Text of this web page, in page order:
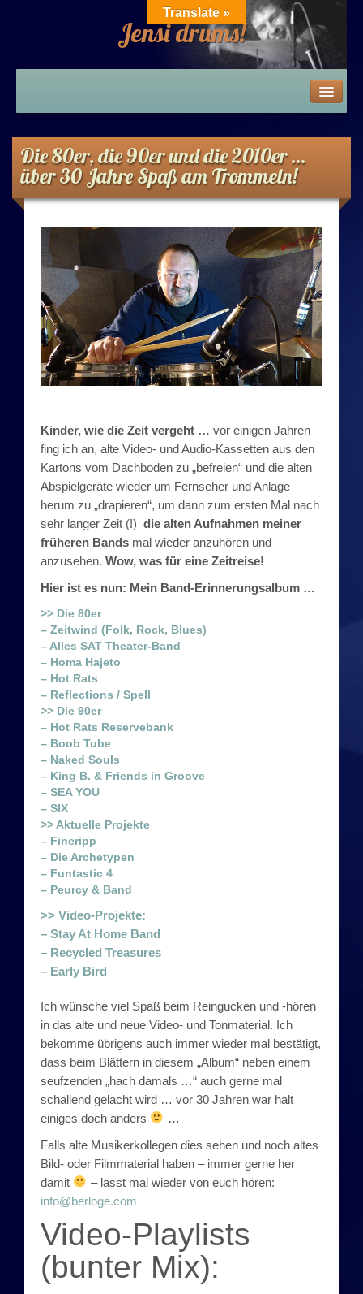
Jensi drums!
News
Die 80er – 2010er
Die 80er
Die 80er: Zeitwind / Band des Alles-SAT-Theaters
Die 80er: Homa Hajeto / Friex / Movable Space
Die 80er: Hot Rats
Die 80er: Spell
Die 90er
Die 90er: Hot Rats Reservebank
Die 90er: Boob Tube
Die 90er: Naked Souls
Die 90er: King B. & Friends in Groove
Die 90er: Sea You
Die 90er: SIX
Die 2010er
Die 2010er: Fineripp
Die 2010er: Die Archetypen
2015: Freaky Christmas by Esther Filly Ridstyle
Die 2010er: Funtastic 4
Die 2010er: Peurcy & Band
Aktuelle Bands
Fineripp
Die Archetypen
Funtastic 4
The Emerald Stars
Coastmen
Video-Projekte
#Corona
Die 80er, die 90er und die 2010er …
über 30 Jahre Spaß am Trommeln!
Kinder, wie die Zeit vergeht … vor einigen Jahren
fing ich an, alte Video- und Audio-Kassetten aus den
Kartons vom Dachboden zu „befreien“ und die alten
Abspielgeräte wieder um Fernseher und Anlage
herum zu „drapieren“, um dann zum ersten Mal nach
sehr langer Zeit (!) die alten Aufnahmen meiner
früheren Bands mal wieder anzuhören und
anzusehen. Wow, was für eine Zeitreise!
Hier ist es nun: Mein Band-Erinnerungsalbum …
>> Die 80er
– Zeitwind (Folk, Rock, Blues)
– Alles SAT Theater-Band
– Homa Hajeto
– Hot Rats
– Reflections / Spell
>> Die 90er
– Hot Rats Reservebank
– Boob Tube
– Naked Souls
– King B. & Friends in Groove
– SEA YOU
– SIX
>> Aktuelle Projekte
– Fineripp
– Die Archetypen
– Funtastic 4
– Peurcy & Band
>> Video-Projekte:
– Stay At Home Band
– Recycled Treasures
– Early Bird
Ich wünsche viel Spaß beim Reingucken und -hören
in das alte und neue Video- und Tonmaterial. Ich
bekomme übrigens auch immer wieder mal bestätigt,
dass beim Blättern in diesem „Album“ neben einem
seufzenden „hach damals …“ auch gerne mal
schallend gelacht wird … vor 30 Jahren war halt
einiges doch anders
…
Falls alte Musikerkollegen dies sehen und noch altes
Bild- oder Filmmaterial haben – immer gerne her
damit
– lasst mal wieder von euch hören:
info@berloge.com
Video-Playlists
(bunter Mix):
Translate »